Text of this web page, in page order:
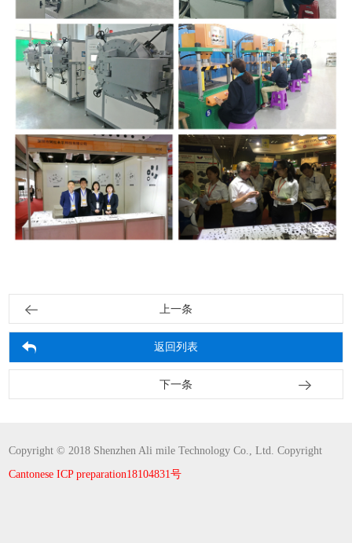
上一条
返回列表
下一条
Copyright © 2018 Shenzhen Ali mile Technology Co., Ltd. Copyright
Cantonese ICP preparation18104831号